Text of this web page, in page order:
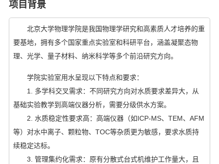
项目背景
北京大学物理学院是我国物理学研究和高素质人才培养的重
要基地，拥有多个国家重点实验室和科研平台，涵盖凝聚态物
理、光学、量子材料、纳米科学等多个前沿研究方向。
学院实验室用水呈现以下特点和要求：
1. 多学科交叉需求：不同研究方向对水质要求差异大，从
基础实验教学到高端仪器分析，需要分级供水方案。
2. 水质稳定性要求高：高端仪器（如ICP-MS、TEM、AFM
等）对水中离子、颗粒物、TOC等杂质更为敏感，要求水质持
续稳定达标。
3. 管理集约化需求：原有分散式台式机维护工作量大，且